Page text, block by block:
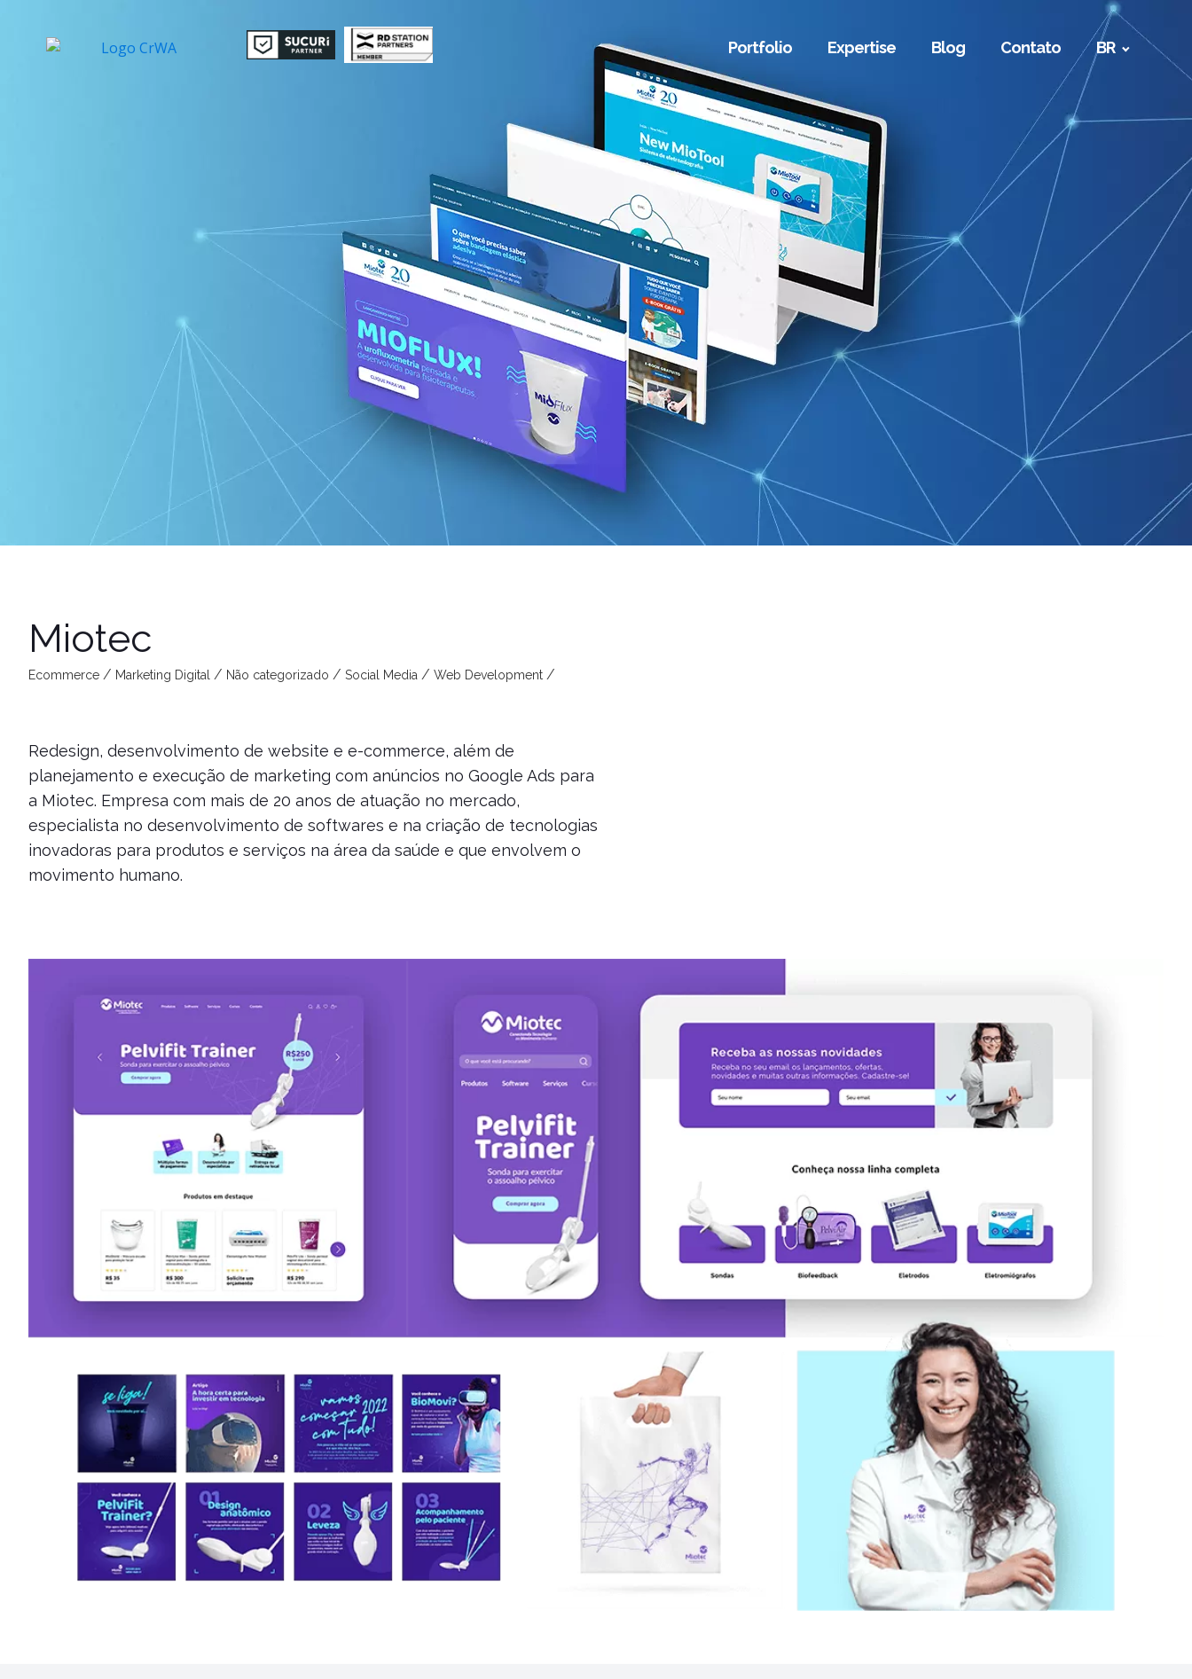
Portfolio Expertise Blog Contato BR
Miotec
Ecommerce Marketing Digital Não categorizado Social Media Web Development
Redesign, desenvolvimento de website e e-commerce, além de
planejamento e execução de marketing com anúncios no Google Ads para
a Miotec. Empresa com mais de 20 anos de atuação no mercado,
especialista no desenvolvimento de softwares e na criação de tecnologias
inovadoras para produtos e serviços na área da saúde e que envolvem o
movimento humano.